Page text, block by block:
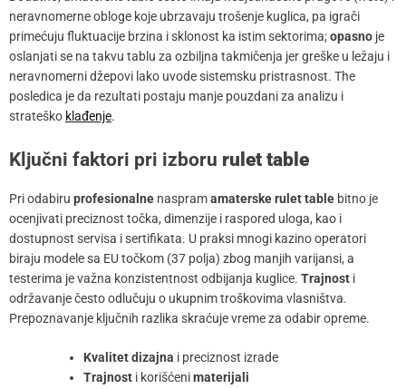
neravnomerne obloge koje ubrzavaju trošenje kuglica, pa igrači
primećuju fluktuacije brzina i sklonost ka istim sektorima;opasno je
oslanjati se na takvu tablu za ozbiljna takmičenja jer greške u ležaju i
neravnomerni džepovi lako uvode sistemsku pristrasnost. The
posledica je da rezultati postaju manje pouzdani za analizu i
strateško klađenje.
Ključni faktori pri izboru rulet table
Pri odabiru profesionalne naspramamaterskerulet table bitno je
ocenjivati preciznost točka, dimenzije i raspored uloga, kao i
dostupnost servisa i sertifikata. U praksi mnogi kazino operatori
biraju modele sa EU točkom (37 polja) zbog manjih varijansi, a
testerima je važna konzistentnost odbijanja kuglice. Trajnost i
održavanje često odlučuju o ukupnim troškovima vlasništva.
Prepoznavanje ključnih razlika skraćuje vreme za odabir opreme.
Kvalitet dizajna i preciznost izrade
Trajnost i korišćenimaterijali